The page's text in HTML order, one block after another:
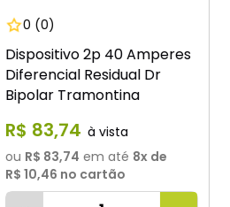
0 (0)
Dispositivo 2p 40 Amperes
Diferencial Residual Dr
Bipolar Tramontina
R$ 83,74
ou R$ 83,74 em até 8x de
R$ 10,46 no cartão